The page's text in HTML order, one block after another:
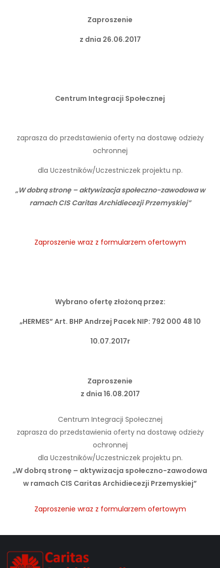
Zaproszenie
z dnia 26.06.2017
Centrum Integracji Społecznej
zaprasza do przedstawienia oferty na dostawę odzieży
ochronnej
dla Uczestników/Uczestniczek projektu np.
„W dobrą stronę – aktywizacja społeczno-zawodowa w
ramach CIS Caritas Archidiecezji Przemyskiej”
Zaproszenie wraz z formularzem ofertowym
Wybrano ofertę złożoną przez:
„HERMES” Art. BHP Andrzej Pacek NIP: 792 000 48 10
10.07.2017r
Zaproszenie
z dnia 16.08.2017
Centrum Integracji Społecznej
zaprasza do przedstawienia oferty na dostawę odzieży
ochronnej
dla Uczestników/Uczestniczek projektu pn.
„W dobrą stronę – aktywizacja społeczno-zawodowa
w ramach CIS Caritas Archidiecezji Przemyskiej”
Zaproszenie wraz z formularzem ofertowym